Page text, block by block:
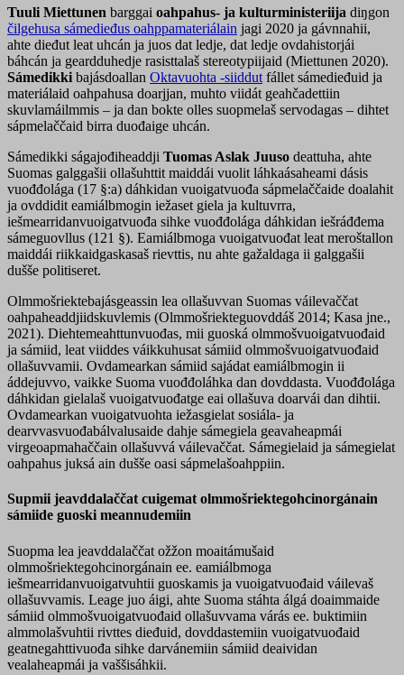
Tuuli Miettunen barggai oahpahus- ja kulturministeriija diŋgon
čilgehusa sámedieđus oahppamateriálain jagi 2020 ja gávnnahii,
ahte dieđut leat uhcán ja juos dat ledje, dat ledje ovdahistorjái
báhcán ja geardduhedje rasisttalaš stereotypiijaid (Miettunen 2020).
Sámedikki bajásdoallan Oktavuohta -siiddut fállet sámedieđuid ja
materiálaid oahpahusa doarjjan, muhto viidát geahčadettiin
skuvlamáilmmis – ja dan bokte olles suopmelaš servodagas – dihtet
sápmelaččaid birra duođaige uhcán.
Sámedikki ságajođiheaddji Tuomas Aslak Juuso deattuha, ahte
Suomas galggašii ollašuhttit maiddái vuolit láhkaásaheami dásis
vuođđolága (17 §:a) dáhkidan vuoigatvuođa sápmelaččaide doalahit
ja ovddidit eamiálbmogin iežaset giela ja kultuvrra,
iešmearridanvuoigatvuođa sihke vuođđolága dáhkidan iešráđđema
sámeguovllus (121 §). Eamiálbmoga vuoigatvuođat leat meroštallon
maiddái riikkaidgaskasaš rievttis, nu ahte gažaldaga ii galggašii
dušše politiseret.
Olmmošriektebajásgeassin lea ollašuvvan Suomas váilevaččat
oahpaheaddjiidskuvlemis (Olmmošriekteguovddáš 2014; Kasa jne.,
2021). Diehtemeahttunvuođas, mii guoská olmmošvuoigatvuođaid
ja sámiid, leat viiddes váikkuhusat sámiid olmmošvuoigatvuođaid
ollašuvvamii. Ovdamearkan sámiid sajádat eamiálbmogin ii
áddejuvvo, vaikke Suoma vuođđoláhka dan dovddasta. Vuođđolága
dáhkidan gielalaš vuoigatvuođatge eai ollašuva doarvái dan dihtii.
Ovdamearkan vuoigatvuohta iežasgielat sosiála- ja
dearvvasvuođabálvalusaide dahje sámegiela geavaheapmái
virgeoapmahaččain ollašuvvá váilevaččat. Sámegielaid ja sámegielat
oahpahus juksá ain dušše oasi sápmelašoahppiin.
Supmii jeavddalaččat cuigemat olmmošriektegohcinorgánain
sámiide guoski meannudemiin
Suopma lea jeavddalaččat ožžon moaitámušaid
olmmošriektegohcinorgánain ee. eamiálbmoga
iešmearridanvuoigatvuhtii guoskamis ja vuoigatvuođaid váilevaš
ollašuvvamis. Leage juo áigi, ahte Suoma stáhta álgá doaimmaide
sámiid olmmošvuoigatvuođaid ollašuvvama várás ee. buktimiin
almmolašvuhtii rivttes dieđuid, dovddastemiin vuoigatvuođaid
geatnegahttivuođa sihke darvánemiin sámiid deaividan
vealaheapmái ja vaššisáhkii.